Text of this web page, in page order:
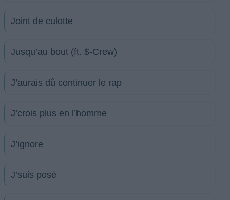
Joint de culotte
Jusqu’au bout (ft. $-Crew)
J’aurais dû continuer le rap
J’crois plus en l’homme
J’ignore
J’suis posé